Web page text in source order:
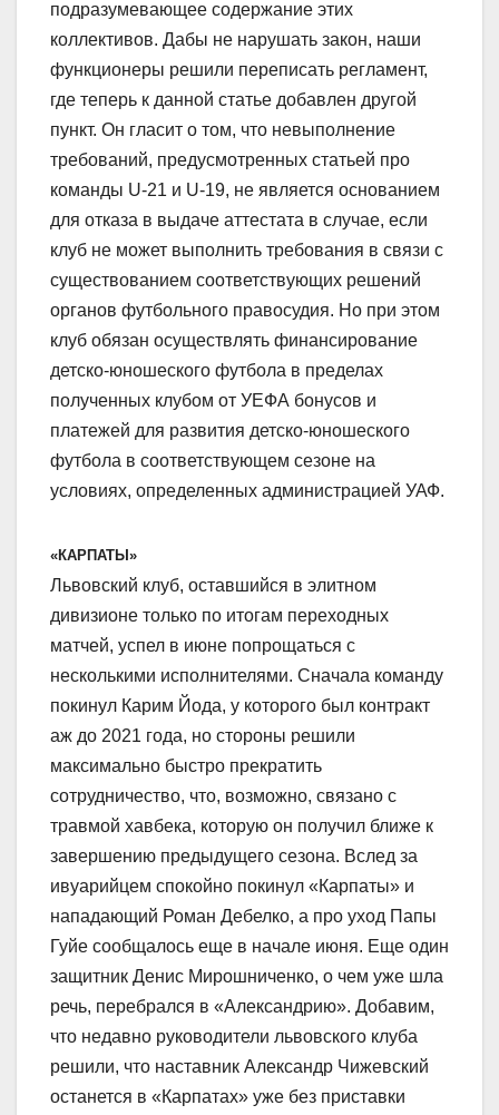
подразумевающее содержание этих
коллективов. Дабы не нарушать закон, наши
функционеры решили переписать регламент,
где теперь к данной статье добавлен другой
пункт. Он гласит о том, что невыполнение
требований, предусмотренных статьей про
команды U-21 и U-19, не является основанием
для отказа в выдаче аттестата в случае, если
клуб не может выполнить требования в связи с
существованием соответствующих решений
органов футбольного правосудия. Но при этом
клуб обязан осуществлять финансирование
детско-юношеского футбола в пределах
полученных клубом от УЕФА бонусов и
платежей для развития детско-юношеского
футбола в соответствующем сезоне на
условиях, определенных администрацией УАФ.
«КАРПАТЫ»
Львовский клуб, оставшийся в элитном
дивизионе только по итогам переходных
матчей, успел в июне попрощаться с
несколькими исполнителями. Сначала команду
покинул Карим Йода, у которого был контракт
аж до 2021 года, но стороны решили
максимально быстро прекратить
сотрудничество, что, возможно, связано с
травмой хавбека, которую он получил ближе к
завершению предыдущего сезона. Вслед за
ивуарийцем спокойно покинул «Карпаты» и
нападающий Роман Дебелко, а про уход Папы
Гуйе сообщалось еще в начале июня. Еще один
защитник Денис Мирошниченко, о чем уже шла
речь, перебрался в «Александрию». Добавим,
что недавно руководители львовского клуба
решили, что наставник Александр Чижевский
останется в «Карпатах» уже без приставки